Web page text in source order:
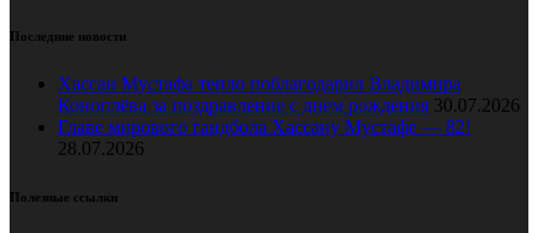
Последние новости
Хассан Мустафа тепло поблагодарил Владимира
Коноплёва за поздравление с днем рождения 30.07.2026
Главе мирового гандбола Хассану Мустафе — 82!
28.07.2026
Полезные ссылки